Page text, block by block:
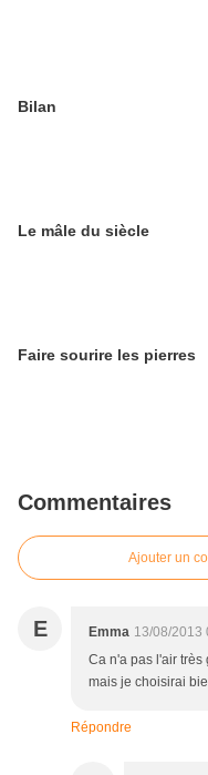
Bilan
Le mâle du siècle
Faire sourire les pierres
Commentaires
Ajouter un
E Emma 13/08/2013
Ca n'a pas l'air très
mais je choisirai
Répondre